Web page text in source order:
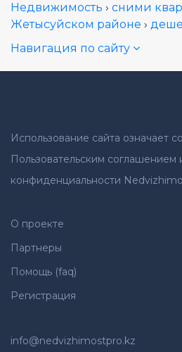
Недвижимость › сними
Жетысуйском районе ›
Навигация по сайту
Использование сайта означает
Пользовательским соглашением
конфиденциальности
О проекте
Партнеры
Помощь (faq)
Регистрация
info@nedvizhimostpro.kz